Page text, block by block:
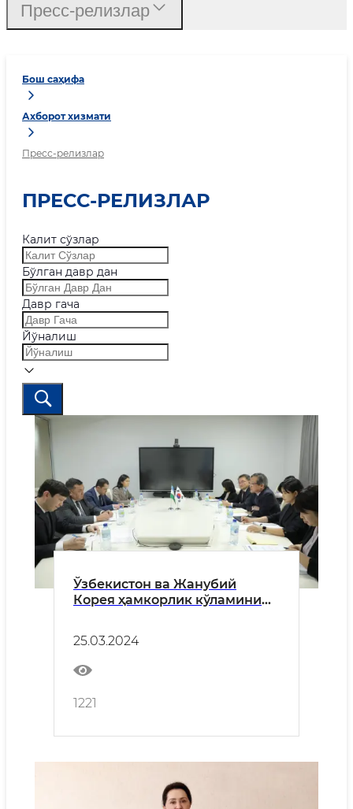
Бош саҳифа
Ахборот хизмати
Пресс-релизлар
ПРЕСС-РЕЛИЗЛАР
Калит сўзлар
Бўлган давр дан
Давр гача
Йўналиш
Ўзбекистон ва Жанубий
Корея ҳамкорлик кўламини
25.03.2024
1221
Пресс-релизлар